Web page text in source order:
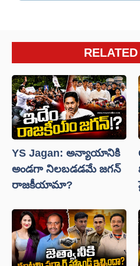
YS Jagan: అన్యాయానికి
అండగా నిలబడడమే జగన్
రాజకీయామా?